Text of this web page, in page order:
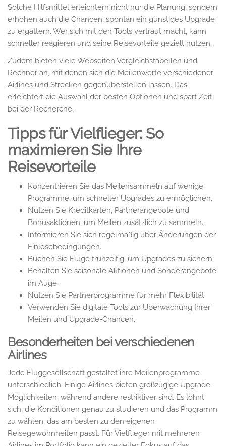
Solche Hilfsmittel erleichtern nicht nur die Planung, sondern
erhöhen auch die Chancen, spontan ein günstiges Upgrade
zu ergattern. Wer sich mit den Tools vertraut macht, kann
schneller reagieren und seine Reisevorteile gezielt nutzen.
Zudem bieten viele Webseiten Vergleichstabellen und
Rechner an, mit denen sich die Meilenwerte verschiedener
Airlines und Strecken gegenüberstellen lassen. Das
erleichtert die Auswahl der besten Optionen und spart Zeit
bei der Recherche.
Tipps für Vielflieger: So
maximieren Sie Ihre
Reisevorteile
Konzentrieren Sie das Meilensammeln auf wenige
Programme, um schneller Upgrades zu ermöglichen.
Nutzen Sie Kreditkarten, Partnerangebote und
Bonusaktionen, um Meilen zusätzlich zu sammeln.
Informieren Sie sich regelmäßig über Änderungen der
Einlösebedingungen.
Buchen Sie Flüge frühzeitig, um Upgrades zu sichern.
Behalten Sie saisonale Aktionen und Sonderangebote
im Auge.
Nutzen Sie Partnerprogramme für mehr Flexibilität.
Verwenden Sie digitale Tools zur Überwachung Ihrer
Meilen und Upgrade-Chancen.
Besonderheiten bei verschiedenen
Airlines
Jede Fluggesellschaft gestaltet ihre Meilenprogramme
unterschiedlich. Einige Airlines bieten großzügige Upgrade-
Möglichkeiten, während andere restriktiver sind. Es lohnt
sich, die Konditionen genau zu studieren und das Programm
zu wählen, das am besten zu den eigenen
Reisegewohnheiten passt. Für Vielflieger mit mehreren